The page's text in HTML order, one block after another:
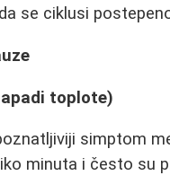
se ciklusi
toplote)
simptom
minuta i često su